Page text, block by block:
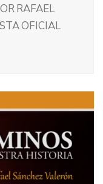
RAFAEL
OFICIAL